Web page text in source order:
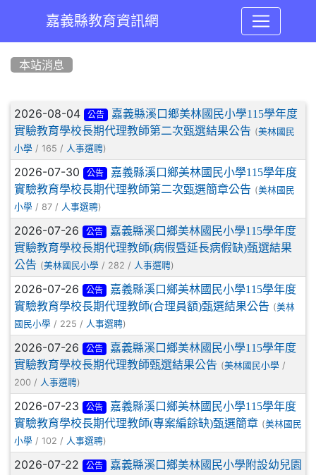
嘉義縣教育資訊網
本站消息
文章列表
2026-08-04 公告
嘉義縣溪口鄉美林國民小學115學年度
實驗教育學校長期代理教師第二次甄選結果公告 (美林國民
小學 / 165 / 人事選聘)
2026-07-30 公告
嘉義縣溪口鄉美林國民小學115學年度
實驗教育學校長期代理教師第二次甄選簡章公告 (美林國民
小學 / 87 / 人事選聘)
2026-07-26 公告
嘉義縣溪口鄉美林國民小學115學年度
實驗教育學校長期代理教師(病假暨延長病假缺)甄選結果
公告 (美林國民小學 / 282 / 人事選聘)
2026-07-26 公告
嘉義縣溪口鄉美林國民小學115學年度
實驗教育學校長期代理教師(合理員額)甄選結果公告 (美林
國民小學 / 225 / 人事選聘)
2026-07-26 公告
嘉義縣溪口鄉美林國民小學115學年度
實驗教育學校長期代理教師甄選結果公告 (美林國民小學 /
200 / 人事選聘)
2026-07-23 公告
嘉義縣溪口鄉美林國民小學115學年度
實驗教育學校長期代理教師(專案編餘缺)甄選簡章 (美林國民
小學 / 102 / 人事選聘)
2026-07-22 公告
嘉義縣溪口鄉美林國民小學附設幼兒園